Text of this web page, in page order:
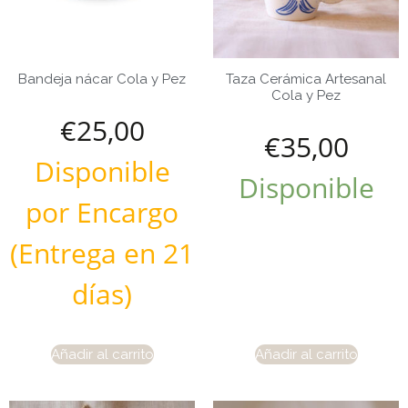
Bandeja nácar Cola y Pez
€25,00
Disponible
por Encargo
(Entrega en 21
días)
Añadir al carrito
Taza Cerámica Artesanal
Cola y Pez
€35,00
Disponible
Añadir al carrito